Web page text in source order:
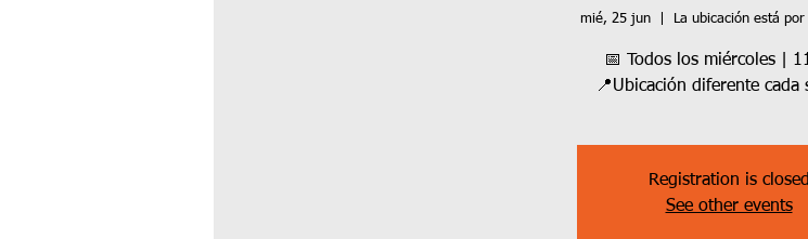
mié, 25 jun La ubicación está
📅 Todos los miércoles |
📍Ubicación diferente cada
Registration is closed
See other events